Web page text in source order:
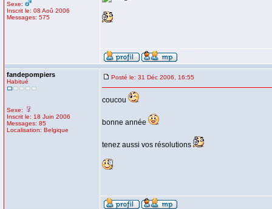
Sexe:
Inscrit le: 08 Aoû 2006
Messages: 575
fandepompiers
Habitué
Sexe:
Inscrit le: 18 Juin 2006
Messages: 85
Localisation: Belgique
Posté le: 31 Déc 2006, 16:55
coucou
bonne année
tenez aussi vos résolutions